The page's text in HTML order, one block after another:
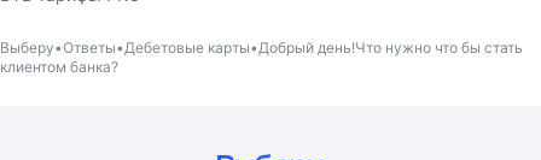
Выберу Ответы Дебетовые карты Добрый день!Что нужно что бы стать
клиентом банка?